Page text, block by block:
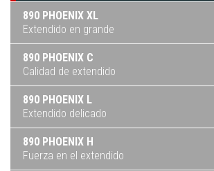
890 PHOENIX XL
Extendido en grande
890 PHOENIX C
Calidad de extendido
890 PHOENIX L
Extendido delicado
890 PHOENIX H
Fuerza en el extendido